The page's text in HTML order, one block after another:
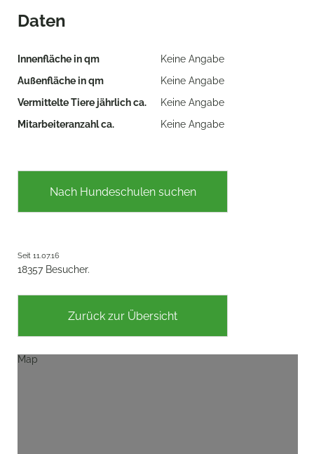
Daten
Innenfläche in qm
Keine Angabe
Außenfläche in qm
Keine Angabe
Vermittelte Tiere jährlich ca.
Keine Angabe
Mitarbeiteranzahl ca.
Keine Angabe
Nach Hundeschulen suchen
Seit 11.07.16
18357 Besucher.
Zurück zur Übersicht
Map